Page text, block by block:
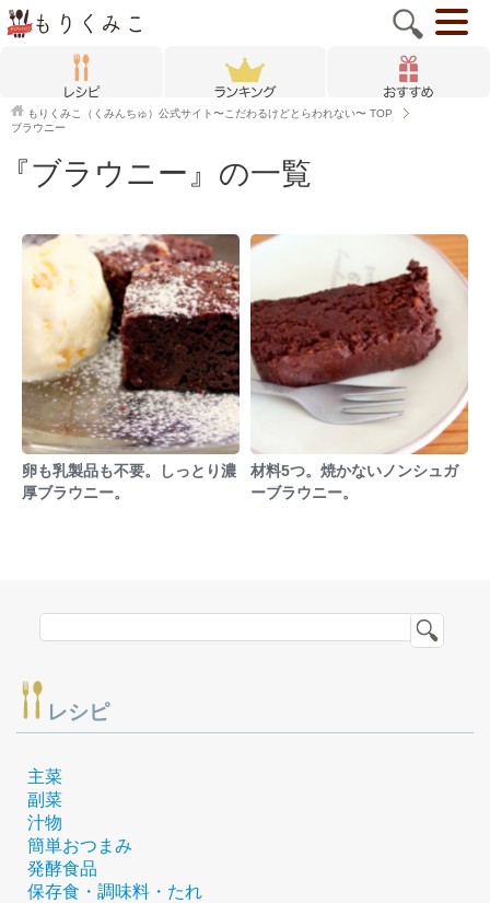
もりくみこ（くみんちゅ）公式サイト〜こだわるけどとらわれない〜 TOP
ブラウニー
『ブラウニー』の一覧
卵も乳製品も不要。しっとり濃
厚ブラウニー。
材料5つ。焼かないノンシュガ
ーブラウニー。
レシピ
主菜
副菜
汁物
簡単おつまみ
発酵食品
保存食・調味料・たれ